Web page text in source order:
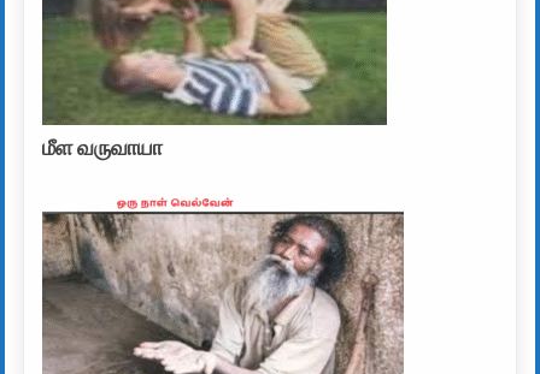
மீள வருவாயா